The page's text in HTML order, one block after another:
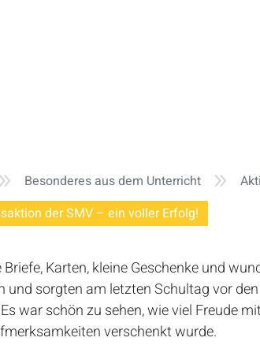
9 Besonderes aus dem Unterricht 9
der SMV – ein voller Erfolg!
Karten, kleine Geschenke und
und sorgten am letzten Schultag vor
war schön zu sehen, wie viel Freude
verschenkt wurde.